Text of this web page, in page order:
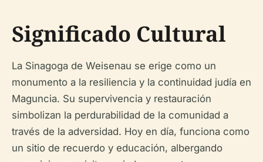
Significado Cultural
La Sinagoga de Weisenau se erige como un
monumento a la resiliencia y la continuidad judía en
Maguncia. Su supervivencia y restauración
simbolizan la perdurabilidad de la comunidad a
través de la adversidad. Hoy en día, funciona como
un sitio de recuerdo y educación, albergando